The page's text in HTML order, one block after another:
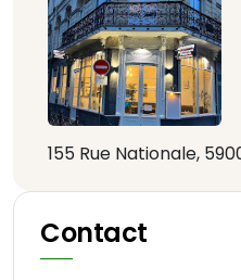
155 Rue Nationale,
Contact